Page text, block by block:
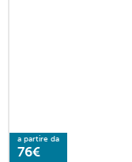
a partire da
76€